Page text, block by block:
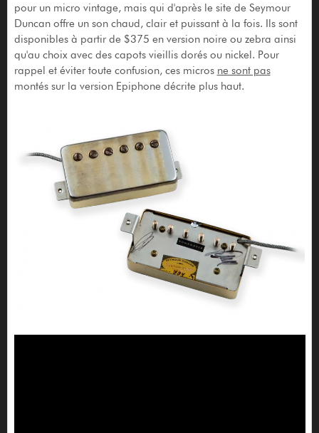
pour un micro vintage, mais qui d'après le site de Seymour
Duncan offre un son chaud, clair et puissant à la fois. Ils sont
disponibles à partir de $375 en version noire ou zebra ainsi
qu'au choix avec des capots vieillis dorés ou nickel. Pour
rappel et éviter toute confusion, ces micros ne sont pas
montés sur la version Epiphone décrite plus haut.